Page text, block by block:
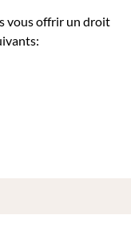
vous offrir un droit